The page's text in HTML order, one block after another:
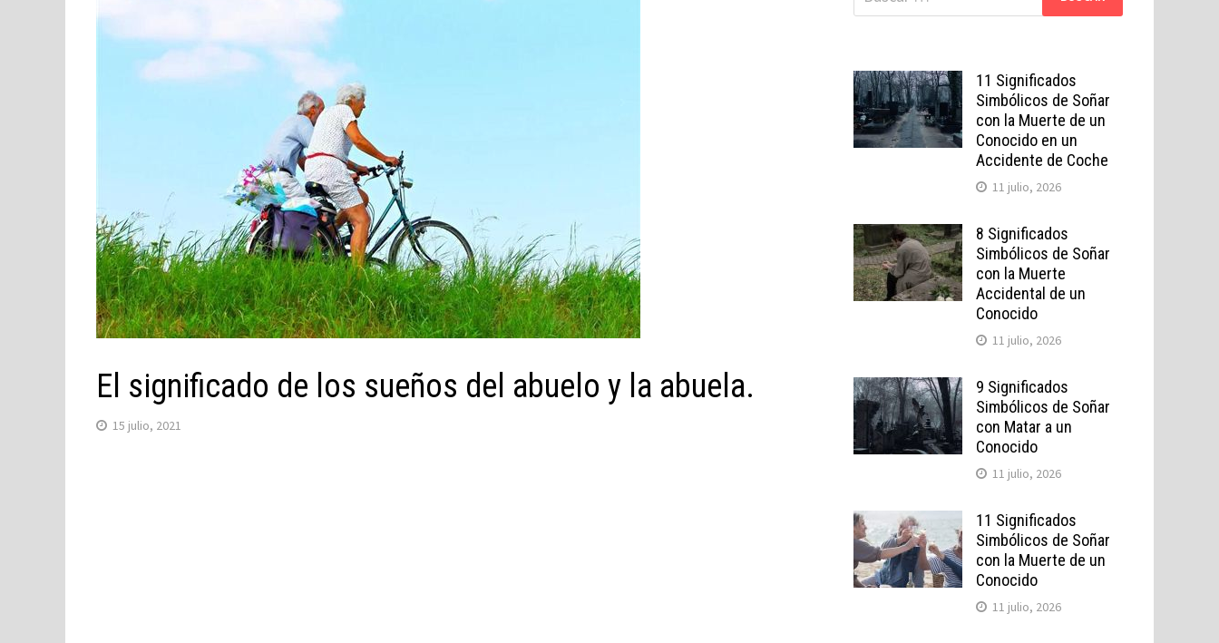
El significado de los sueños del abuelo y la abuela.
15 julio, 2021
11 Significados
Simbólicos de Soñar
con la Muerte de un
Conocido en un
Accidente de Coche
11 julio, 2026
8 Significados
Simbólicos de Soñar
con la Muerte
Accidental de un
Conocido
11 julio, 2026
9 Significados
Simbólicos de Soñar
con Matar a un
Conocido
11 julio, 2026
11 Significados
Simbólicos de Soñar
con la Muerte de un
Conocido
11 julio, 2026